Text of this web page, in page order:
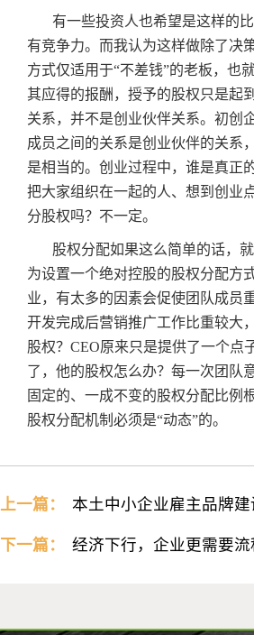
有一些投资人也希望是这样的
有竞争力。而我认为这样做除了决
方式仅适用于“不差钱”的老板，也
其应得的报酬，授予的股权只是起
关系，并不是创业伙伴关系。初创
成员之间的关系是创业伙伴的关系
是相当的。创业过程中，谁是真正
把大家组织在一起的人、想到创业
分股权吗？不一定。
股权分配如果这么简单的话，
为设置一个绝对控股的股权分配方
业，有太多的因素会促使团队成员
开发完成后营销推广工作比重较大
股权？ CEO原来只是提供了一个点
了，他的股权怎么办？每一次团队
固定的、一成不变的股权分配比例
股权分配机制必须是“动态”的。
上一篇： 本土中小企业雇主品牌建
下一篇： 经济下行，企业更需要流